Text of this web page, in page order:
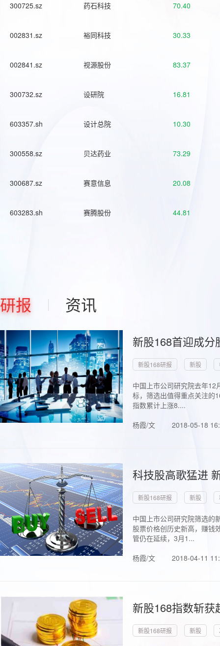
300725.sz 药石科技 70.40
002831.sz 裕同科技 30.33
002841.sz 视源股份 83.37
300732.sz 设研院 16.81
603357.sh 设计总院 10.30
300558.sz 贝达药业 73.29
300687.sz 赛意信息 20.08
603283.sh 赛腾股份 44.81
研报 资讯
新股168首迎成
新股168研报 新股
中国上市公司研究院去年
标，筛选出值得重点关注的
指数累计上涨8....
杨霞/文
2018-05-18
科技股高歌猛进
新股168研报 新股
中国上市公司研究院筛选的
股票价格创历史新高，赚钱
管仍在延续，3月1...
杨霞/文
2018-04-11
新股168指数斩
新股168研报 新股